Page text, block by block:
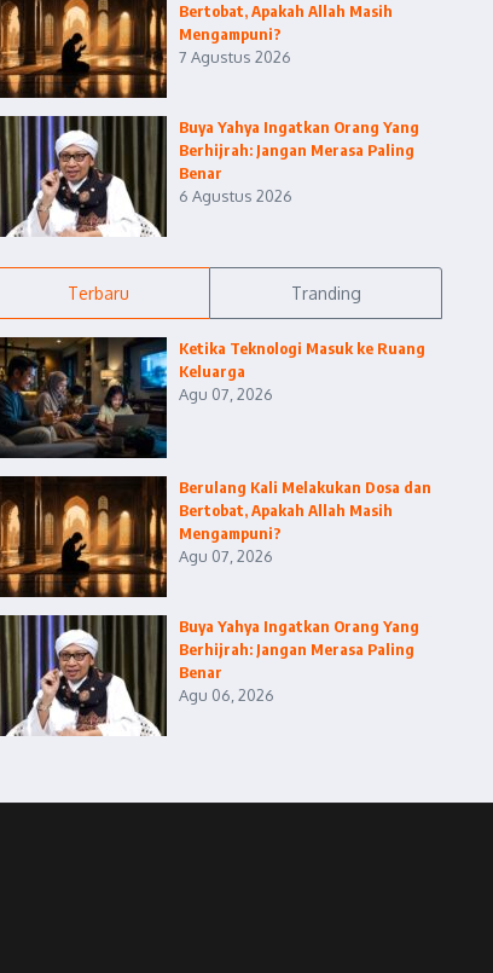
Bertobat, Apakah Allah Masih
Mengampuni?
7 Agustus 2026
Buya Yahya Ingatkan Orang Yang
Berhijrah: Jangan Merasa Paling
Benar
6 Agustus 2026
Terbaru Tranding
Ketika Teknologi Masuk ke Ruang
Keluarga
Agu 07, 2026
Berulang Kali Melakukan Dosa dan
Bertobat, Apakah Allah Masih
Mengampuni?
Agu 07, 2026
Buya Yahya Ingatkan Orang Yang
Berhijrah: Jangan Merasa Paling
Benar
Agu 06, 2026